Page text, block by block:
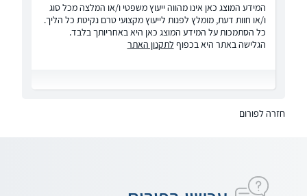
המידע המוצג כאן אינו מהווה ייעוץ משפטי ו/או המלצה מכל סוג
ו/או חוות דעת, מומלץ לפנות לייעוץ מקצועי טרם נקיטת כל הליך.
כל הסתמכות על המידע המוצג כאן היא באחריותך בלבד.
הגלישה באתר היא בכפוף לתקנון האתר
חזרה לפורום